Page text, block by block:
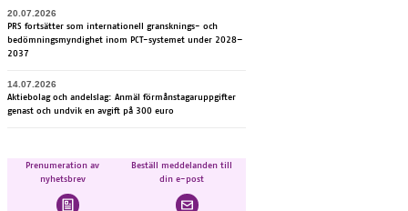
20.07.2026
PRS fortsätter som internationell gransknings- och
bedömningsmyndighet inom PCT-systemet under 2028–
2037
14.07.2026
Ak­tie­bo­lag och an­dels­lag: An­mäl förmåns­ta­ga­rupp­gif­ter
ge­nast och und­vik en av­gift på 300 euro
Prenumeration av
nyhetsbrev
Beställ meddelanden till
din e-post